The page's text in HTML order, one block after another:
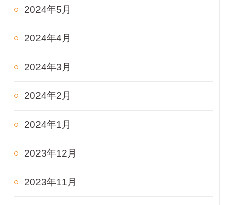
2024年5月
2024年4月
2024年3月
2024年2月
2024年1月
2023年12月
2023年11月